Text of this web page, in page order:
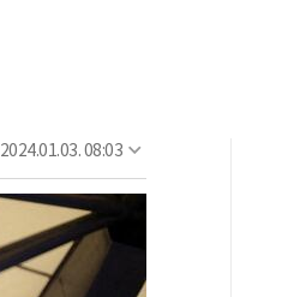
2024.01.03. 08:03